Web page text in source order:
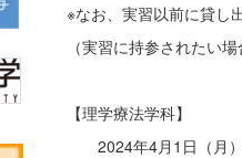
※なお、実習以前に貸し
（実習に持参されたい
【理学療法学科】
2024年4月1日（月